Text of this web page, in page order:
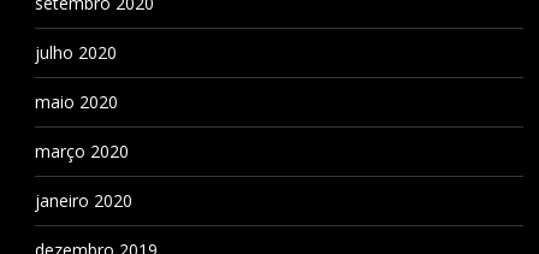
julho 2020
maio 2020
março 2020
janeiro 2020